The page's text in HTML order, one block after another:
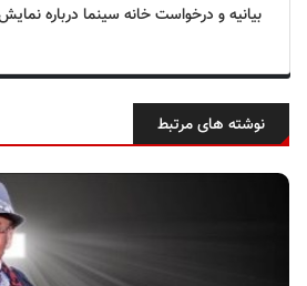
بیانیه و درخواست‌ خانه سینما درباره
نوشته های مرتبط